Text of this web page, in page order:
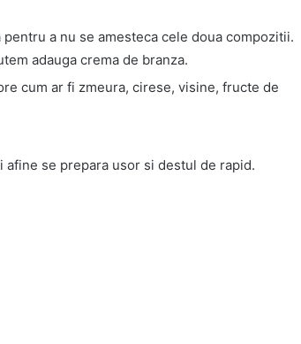
a nu se amesteca cele doua compozitii.
adauga crema de branza.
cum ar fi zmeura, cirese, visine, fructe de
se prepara usor si destul de rapid.